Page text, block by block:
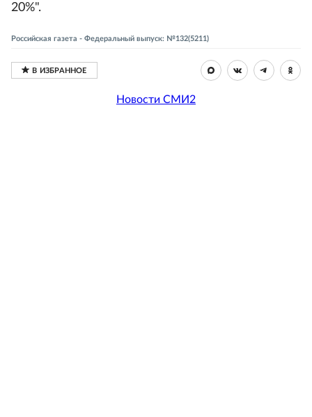
20%".
Российская газета - Федеральный выпуск: №132(5211)
Новости СМИ2